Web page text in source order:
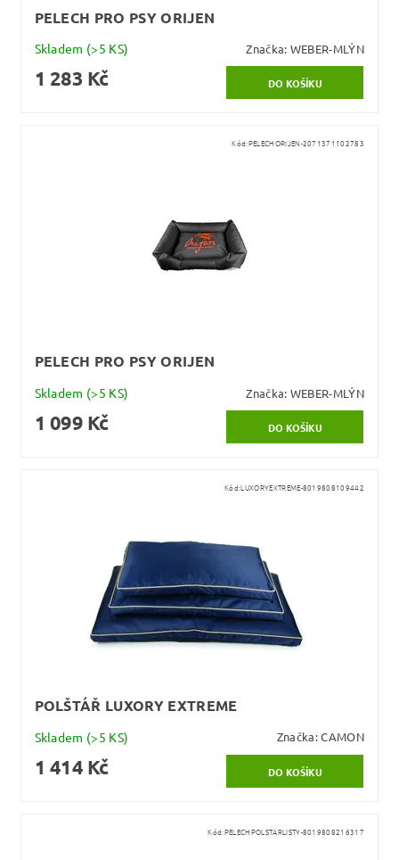
PELECH PRO PSY ORIJEN
Skladem (>5 KS) Značka: WEBER-MLÝN
1 283 Kč
Kód:PELECHORIJEN-2071371102783
PELECH PRO PSY ORIJEN
Skladem (>5 KS) Značka: WEBER-MLÝN
1 099 Kč
Kód:LUXORYEXTREME-8019808109442
POLŠTÁŘ LUXORY EXTREME
Skladem (>5 KS) Značka:CAMON
1 414 Kč
Kód:PELECHPOLSTARLISTY-8019808216317